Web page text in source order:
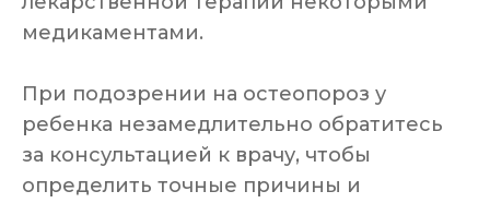
медикаментами.
При подозрении на остеопороз у
ребенка незамедлительно обратитесь
за консультацией к врачу, чтобы
определить точные причины и